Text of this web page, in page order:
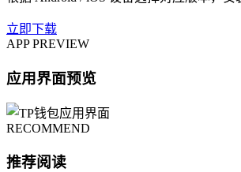
立即下载
APP PREVIEW
应用界面预览
RECOMMEND
推荐阅读